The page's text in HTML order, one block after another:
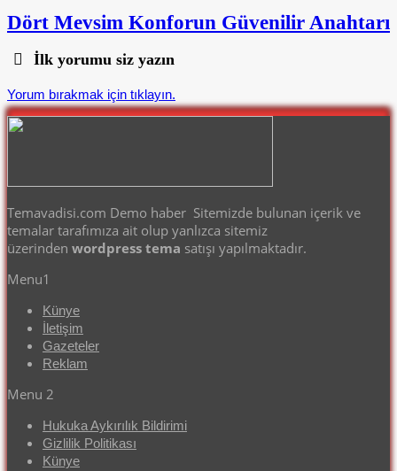
Dört Mevsim Konforun Güvenilir Anahtarı
İlk yorumu siz yazın
Yorum bırakmak için tıklayın.
Temavadisi.com Demo haber Sitemizde bulunan içerik ve
temalar tarafımıza ait olup yanlızca sitemiz
üzerinden wordpress tema satışı yapılmaktadır.
Menu1
Künye
İletişim
Gazeteler
Reklam
Menu 2
Hukuka Aykırılık Bildirimi
Gizlilik Politikası
Künye